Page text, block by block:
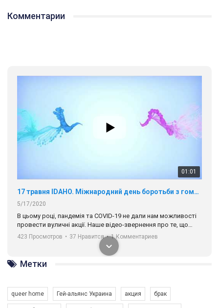
Комментарии
01:01
17 травня IDAHO. Міжнародний день боротьби з гомофобією трансфобією і біфобія.
5/17/2020
В цьому році, пандемія та COVІD-19 не дали нам можливості
провести вуличні акції. Наше відео-звернення про те, що
навіть коли ми у різних містах та не можемо зустрінеться, ми
разом. Ми закликаємо всіх хто поділяє цінності рівності та
солідарності, приєднатися до нас. Регіональні підрозділи
ГАУ є в 16 областях України.
Разом наш голос лунає гучніше!
423 Просмотров • 37 Нравится • 1 Комментариев
Метки
queer home Гей-альянс Украина акция брак